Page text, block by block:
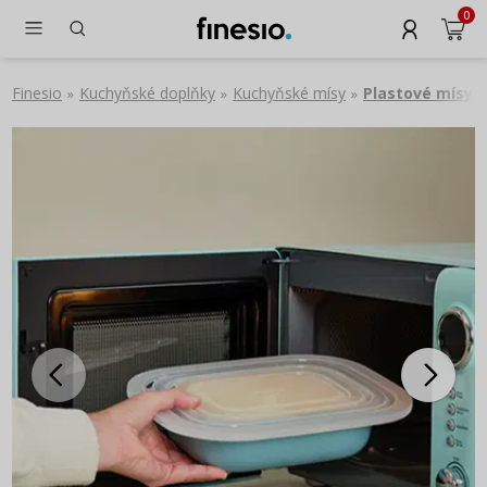
0
Finesio » Kuchyňské doplňky » Kuchyňské mísy » Plastové mísy